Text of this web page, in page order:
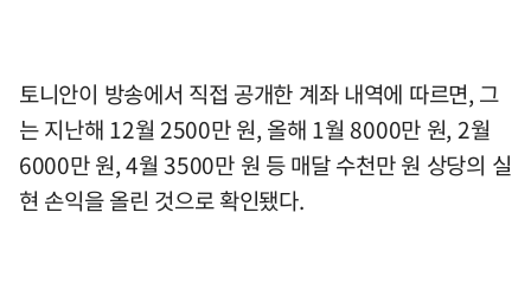
토니안이 방송에서 직접 공개한 계좌 내역에 따르면, 그
는 지난해 12월 2500만 원, 올해 1월 8000만 원, 2월
6000만 원, 4월 3500만 원 등 매달 수천만 원 상당의 실
현 손익을 올린 것으로 확인됐다.